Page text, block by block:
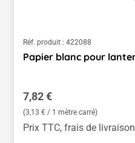
Réf. produit : 422088
Papier blanc pour
Prix régulier :
7,82 €
(3,13 € / 1 mètre carré)
Prix TTC, frais de